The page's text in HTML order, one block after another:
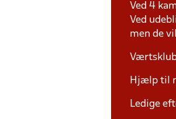
Ved 4
Ved
men de
Hjælp til
Ledige